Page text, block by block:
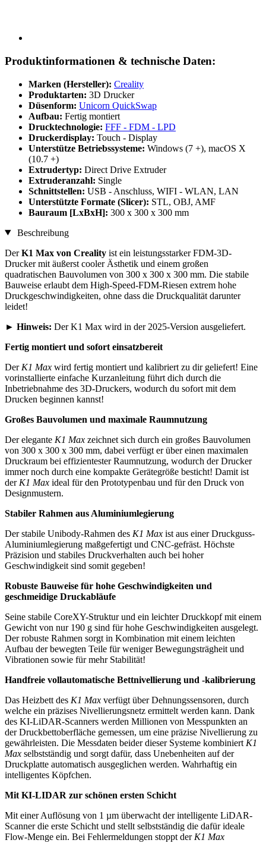
Produktinformationen & technische Daten:
Marken (Hersteller): Creality
Produktarten: 3D Drucker
Düsenform: Unicorn QuickSwap
Aufbau: Fertig montiert
Drucktechnologie: FFF - FDM - LPD
Druckerdisplay: Touch - Display
Unterstütze Betriebssysteme: Windows (7 +), macOS X
(10.7 +)
Extrudertyp: Direct Drive Extruder
Extruderanzahl: Single
Schnittstellen: USB - Anschluss, WIFI - WLAN, LAN
Unterstützte Formate (Slicer): STL, OBJ, AMF
Bauraum [LxBxH]: 300 x 300 x 300 mm
Beschreibung
DerK1 Max von Creality ist ein leistungsstarker FDM-3D-
Drucker mit äußerst cooler Ästhetik und einem großen
quadratischen Bauvolumen von 300 x 300 x 300 mm. Die stabile
Bauweise erlaubt dem High-Speed-FDM-Riesen extrem hohe
Druckgeschwindigkeiten, ohne dass die Druckqualität darunter
leidet!
► Hinweis: Der K1 Max wird in der 2025-Version ausgeliefert.
Fertig montiert und sofort einsatzbereit
Der K1 Max wird fertig montiert und kalibriert zu dir geliefert! Eine
vorinstallierte einfache Kurzanleitung führt dich durch die
Inbetriebnahme des 3D-Druckers, wodurch du sofort mit dem
Drucken beginnen kannst!
Großes Bauvolumen und maximale Raumnutzung
Der elegante K1 Max zeichnet sich durch ein großes Bauvolumen
von 300 x 300 x 300 mm, dabei verfügt er über einen maximalen
Druckraum bei effizientester Raumnutzung, wodurch der Drucker
immer noch durch eine kompakte Gerätegröße besticht! Damit ist
der K1 Max ideal für den Prototypenbau und für den Druck von
Designmustern.
Stabiler Rahmen aus Aluminiumlegierung
Der stabile Unibody-Rahmen des K1 Max ist aus einer Druckguss-
Aluminiumlegierung maßgefertigt und CNC-gefräst. Höchste
Präzision und stabiles Druckverhalten auch bei hoher
Geschwindigkeit sind somit gegeben!
Robuste Bauweise für hohe Geschwindigkeiten und
geschmeidige Druckabläufe
Seine stabile CoreXY-Struktur und ein leichter Druckkopf mit einem
Gewicht von nur 190 g sind für hohe Geschwindigkeiten ausgelegt.
Der robuste Rahmen sorgt in Kombination mit einem leichten
Aufbau der bewegten Teile für weniger Bewegungsträgheit und
Vibrationen sowie für mehr Stabilität!
Handfreie vollautomatische Bettnivellierung und -kalibrierung
Das Heizbett des K1 Max verfügt über Dehnungssensoren, durch
welche ein präzises Nivellierungsnetz ermittelt werden kann. Dank
des KI-LiDAR-Scanners werden Millionen von Messpunkten an
der Druckbettoberfläche gemessen, um eine präzise Nivellierung zu
gewährleisten. Die Messdaten beider dieser Systeme kombiniert K1
Max selbstständig und sorgt dafür, dass Unebenheiten auf der
Druckplatte automatisch ausgeglichen werden. Wahrhaftig ein
intelligentes Köpfchen.
Mit KI-LIDAR zur schönen ersten Schicht
Mit einer Auflösung von 1 µm überwacht der intelligente LiDAR-
Scanner die erste Schicht und stellt selbstständig die dafür ideale
Flow-Menge ein. Bei Fehlermeldungen stoppt der K1 Max